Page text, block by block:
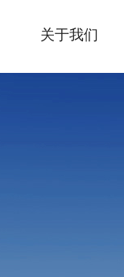
关于我们